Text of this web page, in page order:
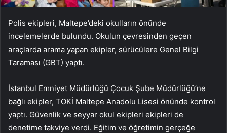
Polis ekipleri, Maltepe’deki okulların önünde
incelemelerde bulundu. Okulun çevresinden geçen
araçlarda arama yapan ekipler, sürücülere Genel Bilgi
Taraması (GBT) yaptı.
İstanbul Emniyet Müdürlüğü Çocuk Şube Müdürlüğü’ne
bağlı ekipler, TOKİ Maltepe Anadolu Lisesi önünde kontrol
yaptı. Güvenlik ve seyyar okul ekipleri ekipleri de
denetime takviye verdi. Eğitim ve öğretimin gerçeğe